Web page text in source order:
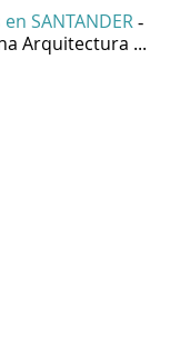
SANTANDER -
Arquitectura ...